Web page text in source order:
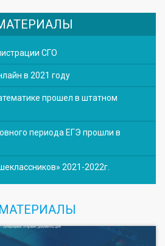
СГО
в 2021 году
прошел в штатном
периода ЕГЭ прошли в
2021-2022г.